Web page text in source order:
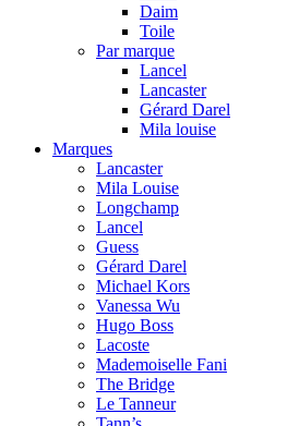
Daim
Toile
Par marque
Lancel
Lancaster
Gérard Darel
Mila louise
Marques
Lancaster
Mila Louise
Longchamp
Lancel
Guess
Gérard Darel
Michael Kors
Vanessa Wu
Hugo Boss
Lacoste
Mademoiselle Fani
The Bridge
Le Tanneur